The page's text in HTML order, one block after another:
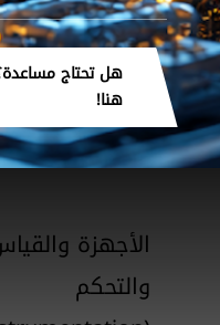
هل تحتاج
هنا!
الأجهزة
والتحكم